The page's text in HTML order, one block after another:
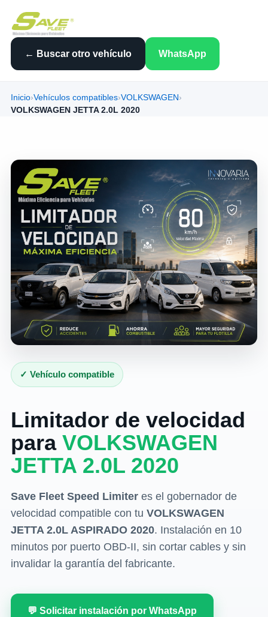
← Buscar otro vehículo WhatsApp
Inicio›Vehículos compatibles›VOLKSWAGEN ›
VOLKSWAGEN JETTA 2.0L 2020
✓ Vehículo compatible
Limitador de velocidad
para VOLKSWAGEN
JETTA 2.0L 2020
Save Fleet Speed Limiteres el gobernador de
velocidad compatible con tu VOLKSWAGEN
JETTA 2.0L ASPIRADO 2020. Instalación en 10
minutos por puerto OBD-II, sin cortar cables y sin
invalidar la garantía del fabricante.
💬 Solicitar instalación por WhatsApp